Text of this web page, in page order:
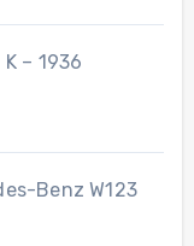
– 1936
Benz W123